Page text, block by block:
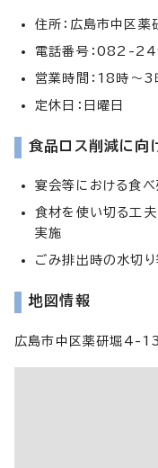
住所：広島市中区
電話番号：082-
営業時間：18時～3
定休日：日曜日
食品ロス削減に向
宴会等における食
食材を使い切る工
実施
ごみ排出時の水切
地図情報
広島市中区薬研堀4-13